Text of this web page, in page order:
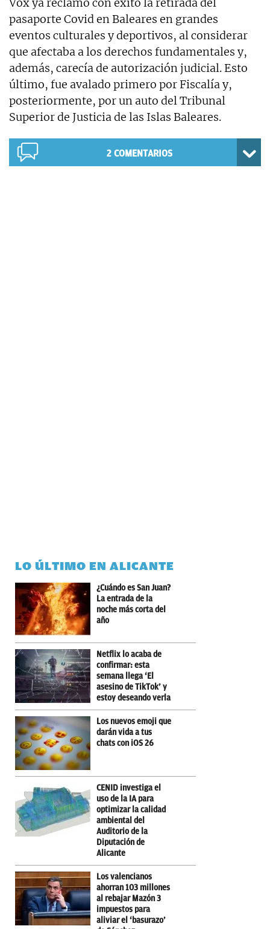
pasaporte Covid en Baleares en grandes
eventos culturales y deportivos, al considerar
que afectaba a los derechos fundamentales y,
además, carecía de autorización judicial. Esto
último, fue avalado primero por Fiscalía y,
posteriormente, por un auto del Tribunal
Superior de Justicia de las Islas Baleares.
2 COMENTARIOS
LO ÚLTIMO EN ALICANTE
¿Cuándo es San Juan?
La entrada de la
noche más corta del
año
Netflix lo acaba de
confirmar: esta
semana llega ‘El
asesino de TikTok’ y
estoy deseando verla
Los nuevos emoji que
darán vida a tus
chats con iOS 26
CENID investiga el
uso de la IA para
optimizar la calidad
ambiental del
Auditorio de la
Diputación de
Alicante
Los valencianos
ahorran 103 millones
al rebajar Mazón 3
impuestos para
aliviar el ‘basurazo’